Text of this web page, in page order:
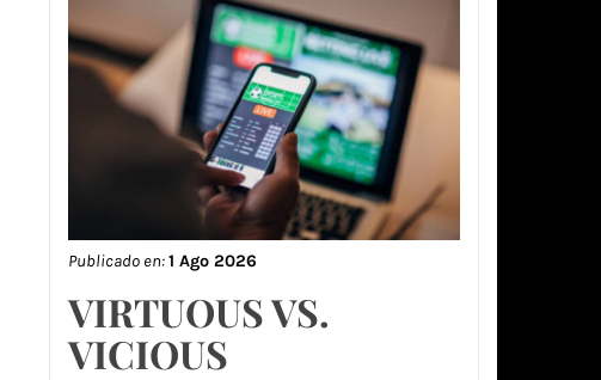
Publicado en:1 Ago 2026
VIRTUOUS VS.
VICIOUS